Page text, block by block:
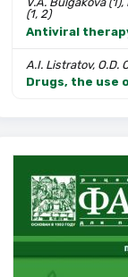
(1, 2)
Antiviral
A.I. Listratov, O.D.
Drugs, the use